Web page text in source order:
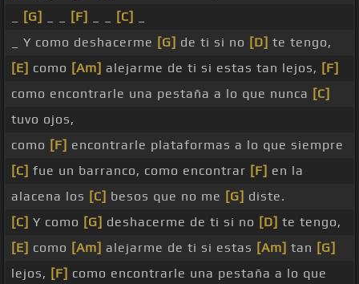
[G] [F] [C]
_ Y como deshacerme [G] de ti si no [D] te tengo,
[E] como [Am] alejarme de ti si estas tan lejos, [F]
como encontrarle una pestaña a lo que nunca [C]
tuvo ojos,
como [F] encontrarle plataformas a lo que siempre
[C] fue un barranco, como encontrar [F] en la
alacena los [C] besos que no me [G] diste.
[C] Y como [G] deshacerme de ti si no [D] te tengo,
[E] como [Am] alejarme de ti si estas [Am] tan [G]
lejos, [F] como encontrarle una pestaña a lo que